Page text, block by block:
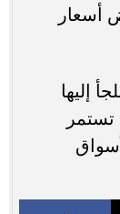
أسعار
إليها